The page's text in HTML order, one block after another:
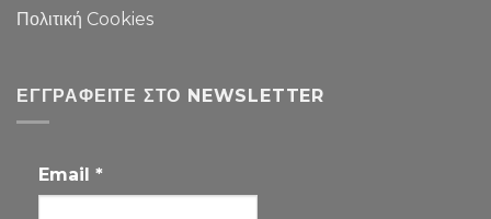
Πολιτική Cookies
ΕΓΓΡΑΦΕΊΤΕ ΣΤΟ NEWSLETTER
Email *